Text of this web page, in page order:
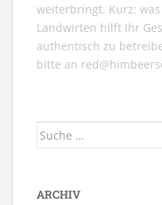
weiterbringt. Kurz:
Landwirten hilft Ihr
authentisch zu
bitte an
Suche
ARCHIV